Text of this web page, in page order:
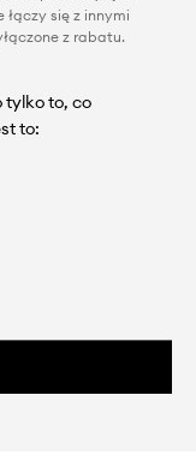
łączy się z innymi
z rabatu.
tylko to, co
to: